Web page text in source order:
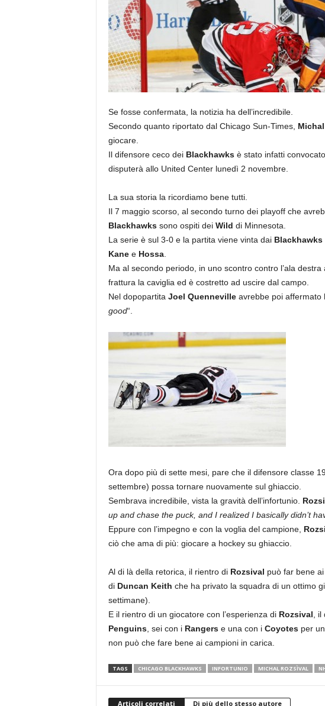
Se fosse confermata, la notizia ha dell’incredibile.
Secondo quanto riportato dal Chicago Sun-Times,
giocare.
Il difensore ceco dei Blackhawksè stato infatti
disputerà allo United Center lunedì 2 novembre.
La sua storia la ricordiamo bene tutti.
Il 7 maggio scorso, al secondo turno dei playoff che
Blackhawkssono ospiti dei Wild di Minnesota.
La serie è sul 3-0 e la partita viene vinta dai Blackhawks
Kanee Hossa.
Ma al secondo periodo, in uno scontro contro l’ala destra
frattura la caviglia ed è costretto ad uscire dal campo.
Nel dopopartita Joel Quennevilleavrebbe poi affermato
good“.
Ora dopo più di sette mesi, pare che il difensore classe
settembre) possa tornare nuovamente sul ghiaccio.
Sembrava incredibile, vista la gravità dell’infortunio.
up and chase the puck, and I realized I basically didn’t
Eppure con l’impegno e con la voglia del campione,
ciò che ama di più: giocare a hockey su ghiaccio.
Al di là della retorica, il rientro di Rozsival può far bene ai
di Duncan Keith che ha privato la squadra di un ottimo
settimane).
E il rientro di un giocatore con l’esperienza di Rozsival ,
Penguins, sei con i Rangerse una con i Coyotesper un
non può che fare bene ai campioni in carica.
TAGS CHICAGO BLACKHAWKS INFORTUNIO MICHAL ROZSÌVAL
Articoli correlati Di più dello stesso autore